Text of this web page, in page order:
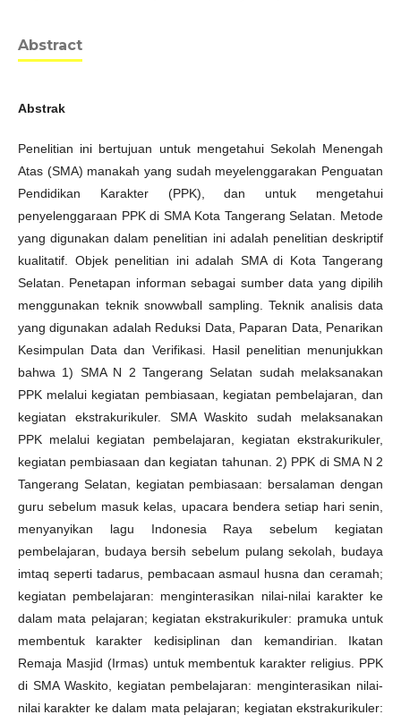
Abstract
Abstrak
Penelitian ini bertujuan untuk mengetahui Sekolah Menengah
Atas (SMA) manakah yang sudah meyelenggarakan Penguatan
Pendidikan Karakter (PPK), dan untuk mengetahui
penyelenggaraan PPK di SMA Kota Tangerang Selatan. Metode
yang digunakan dalam penelitian ini adalah penelitian deskriptif
kualitatif. Objek penelitian ini adalah SMA di Kota Tangerang
Selatan. Penetapan informan sebagai sumber data yang dipilih
menggunakan teknik snowwball sampling. Teknik analisis data
yang digunakan adalah Reduksi Data, Paparan Data, Penarikan
Kesimpulan Data dan Verifikasi. Hasil penelitian menunjukkan
bahwa 1) SMA N 2 Tangerang Selatan sudah melaksanakan
PPK melalui kegiatan pembiasaan, kegiatan pembelajaran, dan
kegiatan ekstrakurikuler. SMA Waskito sudah melaksanakan
PPK melalui kegiatan pembelajaran, kegiatan ekstrakurikuler,
kegiatan pembiasaan dan kegiatan tahunan. 2) PPK di SMA N 2
Tangerang Selatan, kegiatan pembiasaan: bersalaman dengan
guru sebelum masuk kelas, upacara bendera setiap hari senin,
menyanyikan lagu Indonesia Raya sebelum kegiatan
pembelajaran, budaya bersih sebelum pulang sekolah, budaya
imtaq seperti tadarus, pembacaan asmaul husna dan ceramah;
kegiatan pembelajaran: menginterasikan nilai-nilai karakter ke
dalam mata pelajaran; kegiatan ekstrakurikuler: pramuka untuk
membentuk karakter kedisiplinan dan kemandirian. Ikatan
Remaja Masjid (Irmas) untuk membentuk karakter religius. PPK
di SMA Waskito, kegiatan pembelajaran: menginterasikan nilai-
nilai karakter ke dalam mata pelajaran; kegiatan ekstrakurikuler: